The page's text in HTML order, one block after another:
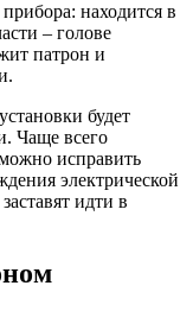
находится в
– голове
патрон и
будет
Чаще всего
исправить
электрической
идти в